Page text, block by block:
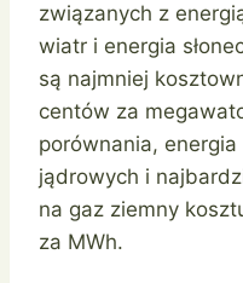
związanych z
wiatr i energia
są najmniej
centów za
porównania,
jądrowych i
na gaz ziemny
za MWh.